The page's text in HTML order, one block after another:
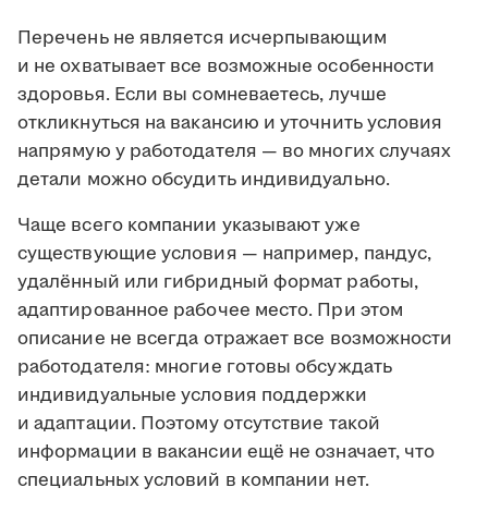
Перечень не является исчерпывающим
и не охватывает все возможные особенности
здоровья. Если вы сомневаетесь, лучше
откликнуться на вакансию и уточнить условия
напрямую у работодателя — во многих случаях
детали можно обсудить индивидуально.
Чаще всего компании указывают уже
существующие условия — например, пандус,
удалённый или гибридный формат работы,
адаптированное рабочее место. При этом
описание не всегда отражает все возможности
работодателя: многие готовы обсуждать
индивидуальные условия поддержки
и адаптации. Поэтому отсутствие такой
информации в вакансии ещё не означает, что
специальных условий в компании нет.